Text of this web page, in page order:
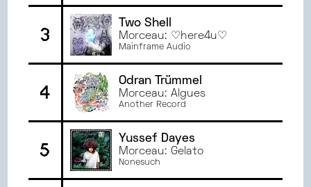
AVRIL2024
MARS2024
FÉVRIER2024
JANVIER2024
DÉCEMBRE2023
NOVEMBRE2023
OCTOBRE2023
SEPTEMBRE2023
JUIN2023
3
Two Shell
Morceau: ♡here4u♡
Mainframe Audio
4
Odran Trümmel
Morceau: Algues
Another Record
5
Yussef Dayes
Morceau: Gelato
Nonesuch